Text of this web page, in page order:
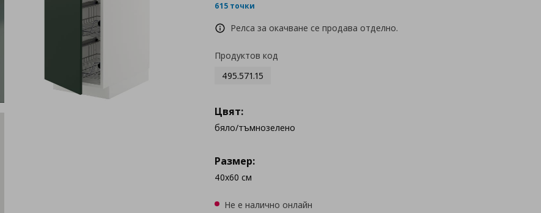
615 точки
Релса за окачване се продава отделно.
Продуктов код
495.571.15
Цвят:
бяло/тъмнозелено
Размер:
40x60 см
Не е налично онлайн